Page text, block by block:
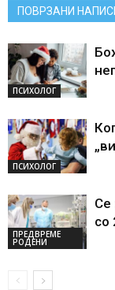
ПОВРЗАНИ
ПСИХОЛОГ
ПСИХОЛОГ
ПРЕДВРЕМЕ
РОДЕНИ
Се
со